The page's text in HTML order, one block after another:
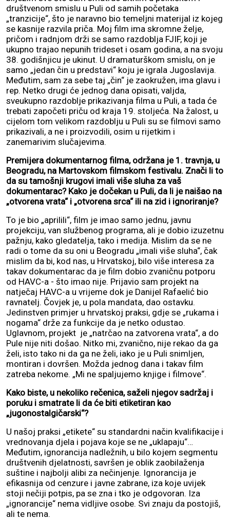
društvenom smislu u Puli od samih početaka
„tranzicije“, što je naravno bio temeljni materijal iz kojeg
se kasnije razvila priča. Moj film ima skromne želje,
pričom i radnjom drži se samo razdoblja FJIF, koji je
ukupno trajao nepunih trideset i osam godina, a na svoju
38. godišnjicu je ukinut. U dramaturškom smislu, on je
samo „jedan čin u predstavi“ koju je igrala Jugoslavija.
Međutim, sam za sebe taj „čin“ je zaokružen, ima glavu i
rep. Netko drugi će jednog dana opisati, valjda,
sveukupno razdoblje prikazivanja filma u Puli, a tada će
trebati započeti priču od kraja 19. stoljeća. Na žalost, u
cijelom tom velikom razdoblju u Puli su se filmovi samo
prikazivali, a ne i proizvodili, osim u rijetkim i
zanemarivim slučajevima.
Premijera dokumentarnog filma, održana je 1. travnja, u
Beogradu, na Martovskom filmskom festivalu. Znači li to
da su tamošnji krugovi imali više sluha za vaš
dokumentarac? Kako je dočekan u Puli, da li je naišao na
„otvorena vrata“ i „otvorena srca“ ili na zid i ignoriranje?
To je bio „aprilili“, film je imao samo jednu, javnu
projekciju, van službenog programa, ali je dobio izuzetnu
pažnju, kako gledatelja, tako i medija. Mislim da se ne
radi o tome da su oni u Beogradu „imali više sluha“, čak
mislim da bi, kod nas, u Hrvatskoj, bilo više interesa za
takav dokumentarac da je film dobio zvaničnu potporu
od HAVC-a - što imao nije. Prijavio sam projekt na
natječaj HAVC-a u vrijeme dok je Danijel Rafaelić bio
ravnatelj. Čovjek je, u pola mandata, dao ostavku.
Jedinstven primjer u hrvatskoj praksi, gdje se „rukama i
nogama“ drže za funkcije da je netko odustao.
Uglavnom, projekt je „natrčao na zatvorena vrata“, a do
Pule nije niti došao. Nitko mi, zvanično, nije rekao da ga
želi, isto tako ni da ga ne želi, iako je u Puli snimljen,
montiran i dovršen. Možda jednog dana i takav film
zatreba nekome. „Mi ne spaljujemo knjige i filmove“.
Kako biste, u nekoliko rečenica, saželi njegov sadržaj i
poruku i smatrate li da će biti etiketiran kao
„jugonostalgičarski“?
U našoj praksi „etikete“ su standardni način kvalifikacije i
vrednovanja djela i pojava koje se ne „uklapaju“…
Međutim, ignorancija nadležnih, u bilo kojem segmentu
društvenih djelatnosti, savršen je oblik zaobilaženja
suštine i najbolji alibi za nečinjenje. Ignorancija je
efikasnija od cenzure i javne zabrane, iza koje uvijek
stoji nečiji potpis, pa se zna i tko je odgovoran. Iza
„ignorancije“ nema vidljive osobe. Svi znaju da postojiš,
ali te nema.